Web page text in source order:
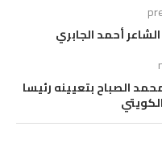
أحمد الجابري
الصباح بتعيينه رئيسا